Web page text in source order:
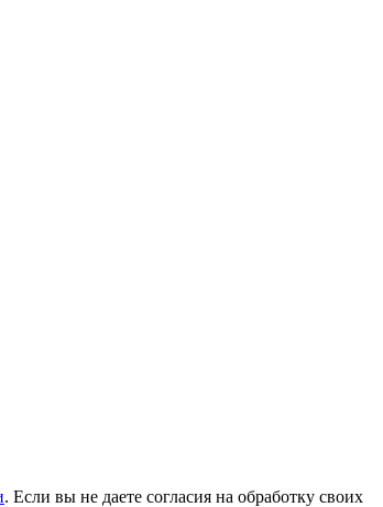
. Если вы не даете согласия на обработку своих